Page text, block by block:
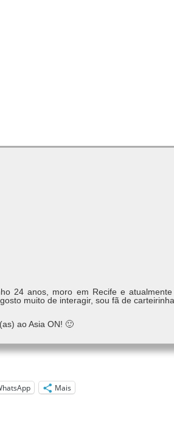
24 anos, moro em Recife e
muito de interagir, sou fã de
ao Asia ON! 🙂
Mais